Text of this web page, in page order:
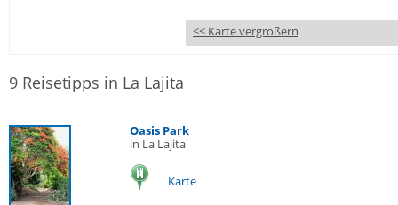
<< Karte vergrößern
9 Reisetipps in La Lajita
Oasis Park
in La Lajita
Karte